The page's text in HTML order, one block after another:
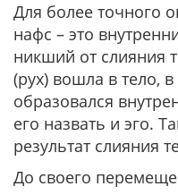
Для более точного
нафс – это
никший от слияния
(рух) вошла в тело, в
образовался
его назвать и эго.
результат слияния
До своего